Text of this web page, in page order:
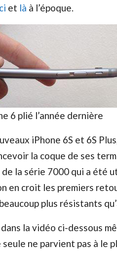
et là à l’époque.
6 plié l’année dernière
iPhone 6S et 6S
la coque de ses
la série 7000 qui a été
en croit les premiers
plus résistants
la vidéo ci-dessous
ne parvient pas à le